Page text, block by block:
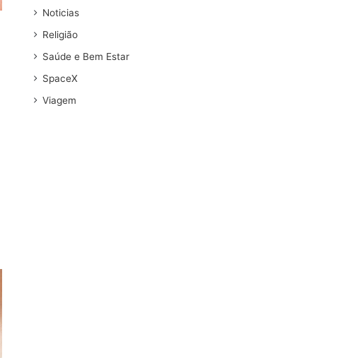
Noticias
Religião
Saúde e Bem Estar
SpaceX
Viagem